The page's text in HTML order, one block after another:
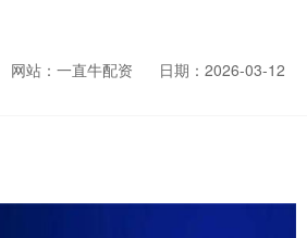
网站：一直牛配资
日期：2026-03-12